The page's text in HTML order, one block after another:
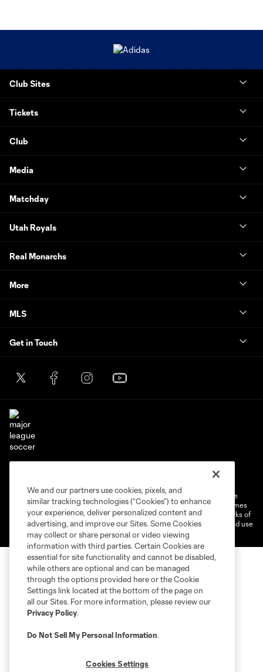
Club Sites
Tickets
Club
Media
Matchday
Utah Royals
Real Monarchs
More
MLS
Get in Touch
Cookies Settings
©2026 MLS. The Major League Soccer and MLS name and shield are
registered trademarks of Major League Soccer, L.L.C. (“MLS”). The names
and logos of MLS teams are registered and/or common law trademarks of
MLS or are used with the permission of their owners. Any unauthorized use
is forbidden.
We and our partners use cookies, pixels, and
similar tracking technologies (“Cookies”) to enhance
your experience, deliver personalized content and
advertising, and improve our Sites. Some Cookies
may collect or share personal or video viewing
information with third parties. Certain Cookies are
essential for site functionality and cannot be disabled,
while others are optional and can be managed
through the options provided here or the Cookie
Settings link located at the bottom of the page on
all our Sites. For more information, please review our
Privacy Policy.
Do Not Sell My Personal Information.
Cookies Settings